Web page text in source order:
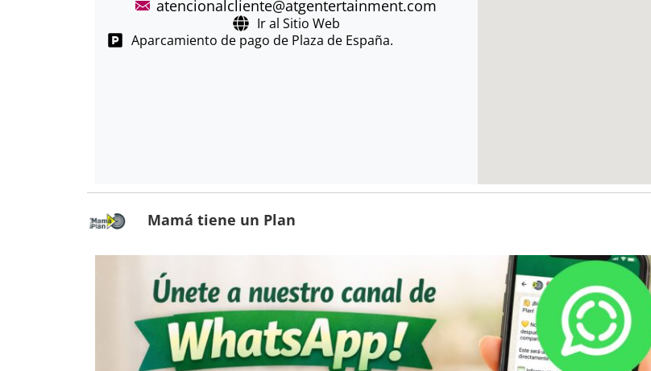
atencionalcliente@atgentertainment.com
Ir al Sitio Web
Aparcamiento de pago de Plaza de España.
Mamá tiene un Plan